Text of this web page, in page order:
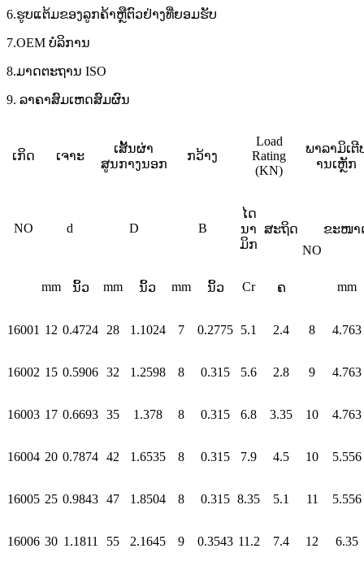
6.ຮູບແຕ້ມຂອງລູກຄ້າຫຼືຕົວຢ່າງທີ່ຍອມຮັບ
7.OEM ບໍລິການ
8.ມາດຕະຖານ ISO
9. ລາຄາສົມເຫດສົມຜົນ
ເກິດ ເຈາະ
ເສັ້ນຜ່າ
ສູນກາງນອກ
ກວ້າງ
Load
Rating
(KN)
ພາລາມິເຕີ
ານເຫຼັກ
NO d D B
ໄດ
ນາ
ມິກ
ສະຖິດ
NO
ຂະໜາ
mm ນິ້ວ mm ນິ້ວ mm ນິ້ວ Cr ຄ mm
16001 12 0.4724 28 1.1024 7 0.2775 5.1 2.4 8 4.763
16002 15 0.5906 32 1.2598 8 0.315 5.6 2.8 9 4.763
16003 17 0.6693 35 1.378 8 0.315 6.8 3.35 10 4.763
16004 20 0.7874 42 1.6535 8 0.315 7.9 4.5 10 5.556
16005 25 0.9843 47 1.8504 8 0.315 8.35 5.1 11 5.556
16006 30 1.1811 55 2.1645 9 0.3543 11.2 7.4 12 6.35